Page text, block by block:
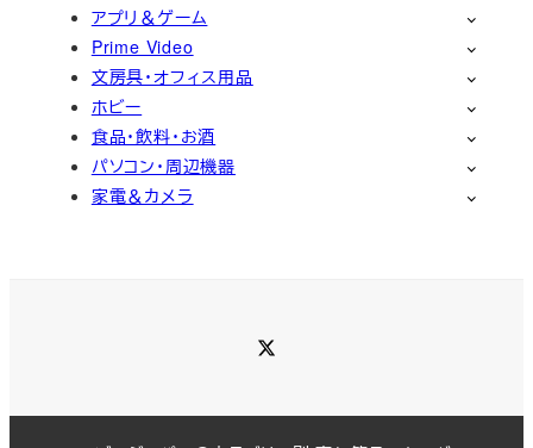
アプリ＆ゲーム
Prime Video
文房具・オフィス用品
ホビー
食品・飲料・お酒
パソコン・周辺機器
家電＆カメラ